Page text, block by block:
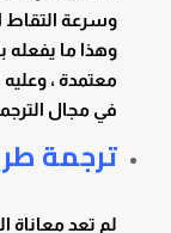
وسرعة التقاط
وهذا ما يفعله
معتمدة ، وعليه
في مجال
ترجمة
لم تعد معاناة